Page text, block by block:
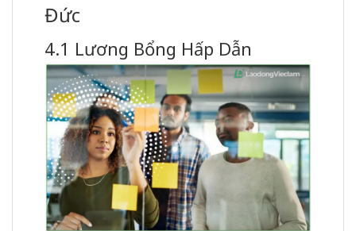
Đức
4.1 Lương Bổng Hấp Dẫn